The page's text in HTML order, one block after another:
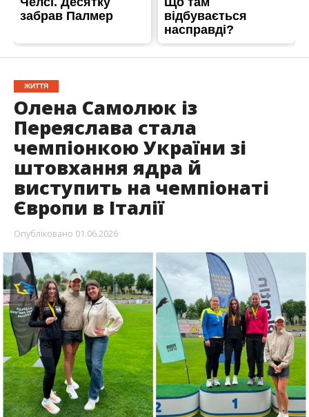
ЖИТТЯ
Олена Самолюк із
Переяслава стала
чемпіонкою України зі
штовхання ядра й
виступить на чемпіонаті
Європи в Італії
Опубліковано 01.06.2026